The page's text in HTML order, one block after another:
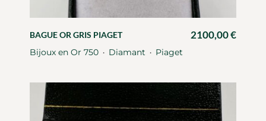
BAGUE OR GRIS PIAGET 2100,00€
Bijoux en Or 750 ・ Diamant ・ Piaget